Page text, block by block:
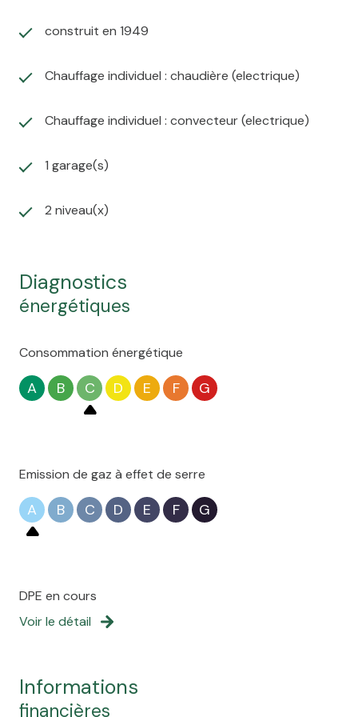
Grenier, espace de stockage
d’eau,plusieurs annexes (ateliers, puits et citerne
Que vous cherchiez une grande maison de famille ou
touristique ou d’accueil, cette propriété offre une
belle opportunité, dans un cadre propice à la détente
À découvrir sans tarder !
construit en 1949
Chauffage individuel : chaudière (electrique)
Chauffage individuel : convecteur (electrique)
1 garage(s)
2 niveau(x)
diagnostics
énergétiques
Consommation énergétique
A B C D E F G
Emission de gaz à effet de serre
A B C D E F G
DPE en cours
Voir le détail
informations
financières